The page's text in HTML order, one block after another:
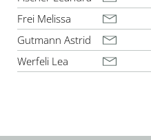
Frei Melissa
Gutmann Astrid
Werfeli Lea